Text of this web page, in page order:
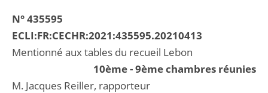
N° 435595
ECLI:FR:CECHR:2021:435595.20210413
Mentionné aux tables du recueil Lebon
10ème - 9ème chambres réunies
M. Jacques Reiller, rapporteur